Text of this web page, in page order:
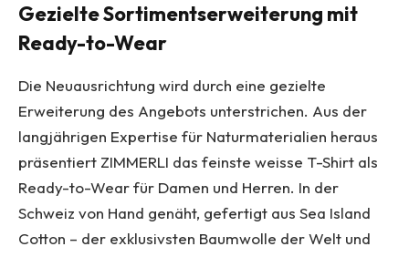
Gezielte Sortimentserweiterung mit
Ready-to-Wear
Die Neuausrichtung wird durch eine gezielte
Erweiterung des Angebots unterstrichen. Aus der
langjährigen Expertise für Naturmaterialien heraus
präsentiert ZIMMERLI das feinste weisse T-Shirt als
Ready-to-Wear für Damen und Herren. In der
Schweiz von Hand genäht, gefertigt aus Sea Island
Cotton – der exklusivsten Baumwolle der Welt und